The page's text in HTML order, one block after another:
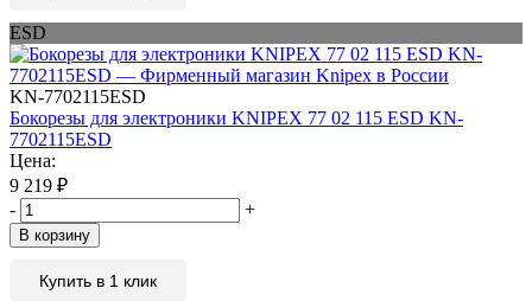
ESD
KN-7702115ESD
Бокорезы для электроники KNIPEX 77 02 115 ESD KN-
7702115ESD
Цена:
9 219 ₽
-
+
В корзину
Купить в 1 клик